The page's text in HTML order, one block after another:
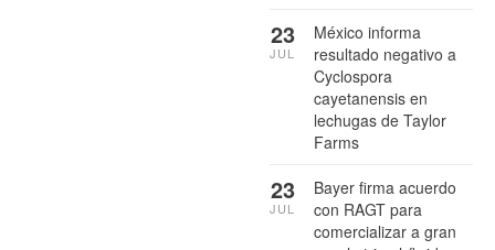
México informa
resultado negativo a
Cyclospora
cayetanensis en
lechugas de Taylor
Farms
23
JUL
Bayer firma acuerdo
con RAGT para
comercializar a gran
23
JUL